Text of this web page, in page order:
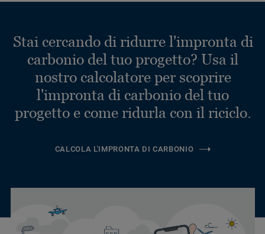
Stai cercando di ridurre l'impronta di
carbonio del tuo progetto? Usa il
nostro calcolatore per scoprire
l'impronta di carbonio del tuo
progetto e come ridurla con il riciclo.
CALCOLA L'IMPRONTA DI CARBONIO